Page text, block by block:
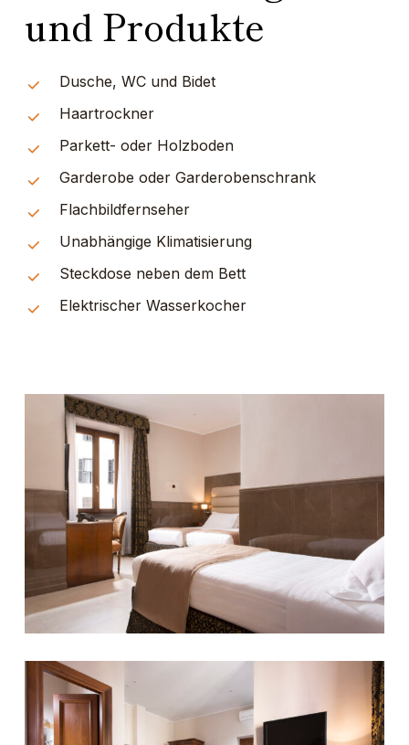
und Produkte
Dusche, WC und Bidet
Haartrockner
Parkett- oder Holzboden
Garderobe oder Garderobenschrank
Flachbildfernseher
Unabhängige Klimatisierung
Steckdose neben dem Bett
Elektrischer Wasserkocher